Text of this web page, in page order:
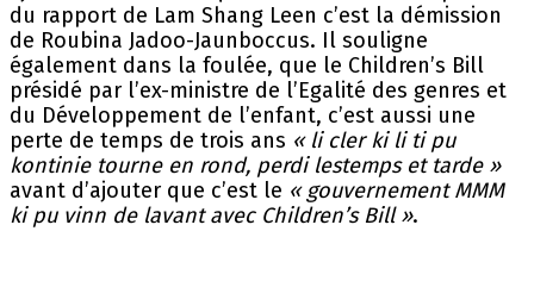
du rapport de Lam Shang Leen c’est la démission
de Roubina Jadoo-Jaunboccus. Il souligne
également dans la foulée, que le Children’s Bill
présidé par l’ex-ministre de l’Egalité des genres et
du Développement de l’enfant, c’est aussi une
perte de temps de trois ans « li cler ki li ti pu
kontinie tourne en rond, perdi lestemps et tarde »
avant d’ajouter que c’est le « gouvernement MMM
ki pu vinn de lavant avec Children’s Bill ».